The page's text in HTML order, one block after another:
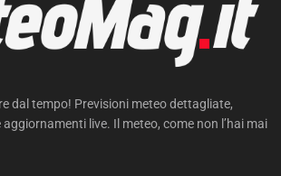
dal tempo! Previsioni meteo dettagliate,
live. Il meteo, come non l’hai mai